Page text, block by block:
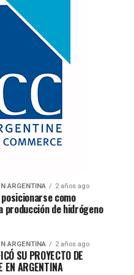
ARGENTINA 2 años ago
como
de hidrógeno
ARGENTINA 2 años ago
SU PROYECTO DE
EN ARGENTINA